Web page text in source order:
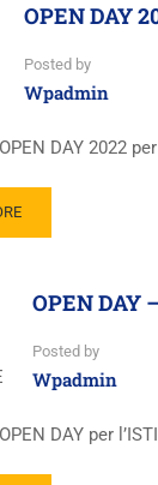
OPEN DAY
Posted by
Wpadmin
DAY 2022
OPEN DAY
Posted by
Wpadmin
DAY per